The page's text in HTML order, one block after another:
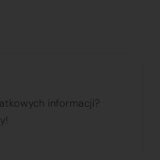
informacji?